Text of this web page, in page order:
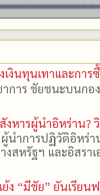
งินทุนเทาและการ
การ ชัยชนะบนกอ
งหารผู้นำอิหร่าน?
นำการปฏิวัติอิหร่า
สหรัฐฯ และอิสรา
ง “มีชัย” ยันเรีย